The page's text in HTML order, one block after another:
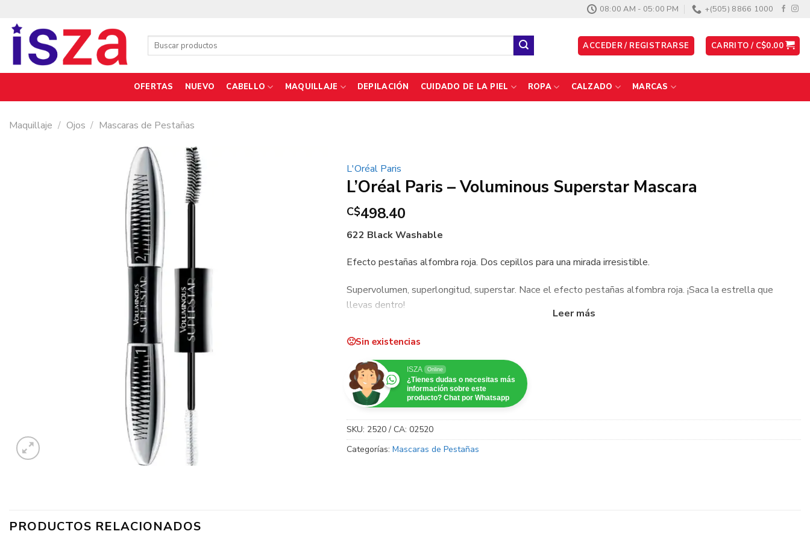
contenido
08:00 AM - 05:00 PM +(505) 8866 1000
Buscar
ACCEDER / REGISTRARSE CARRITO / C$0.00
OFERTAS NUEVO CABELLO MAQUILLAJE DEPILACIÓN CUIDADO DE LA PIEL ROPA CALZADO MARCAS
Maquillaje / Ojos / Mascaras de Pestañas
L'Oréal Paris
L’Oréal Paris – Voluminous Superstar Mascara
C$498.40
622 Black Washable
Efecto pestañas alfombra roja. Dos cepillos para una mirada irresistible.
Supervolumen, superlongitud, superstar. Nace el efecto pestañas alfombra roja. ¡Saca la estrella que
llevas dentro!
Sin existencias
ISZA Online
¿Tienes dudas o necesitas más
información sobre este
producto? Chat por Whatsapp
SKU: 2520 / CA: 02520
Categorías: Mascaras de Pestañas
PRODUCTOS RELACIONADOS